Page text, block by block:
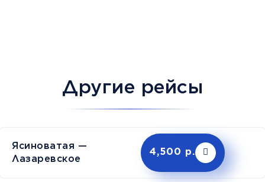
Другие рейсы
Ясиноватая —
Лазаревское
4,500 р.